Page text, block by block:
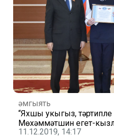
Җәмгыять
“Яхшы укыгыз,
Мөхәммәтшин егет-
11.12.2019, 14:17